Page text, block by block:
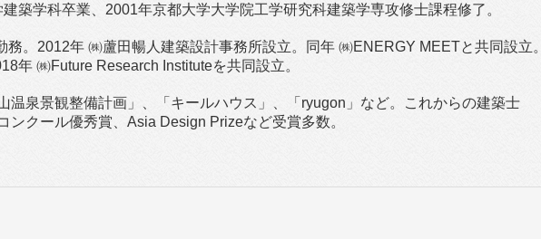
築学科卒業、2001年京都大学大学院工学研究科建築学専攻修士課程修了。
。2012年 ㈱蘆田暢人建築設計事務所設立。同年 ㈱ENERGY MEETと共同設立。
年 ㈱Future Research Instituteを共同設立。
温泉景観整備計画」、「キールハウス」、「ryugon」など。これからの建築士
ンクール優秀賞、Asia Design Prizeなど受賞多数。